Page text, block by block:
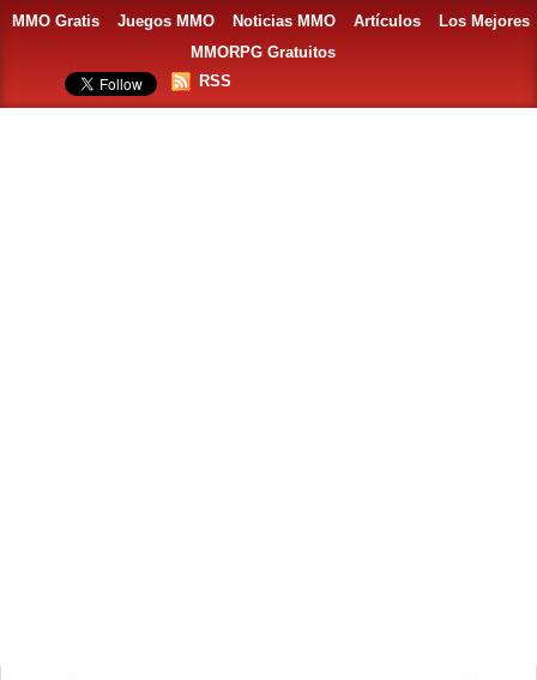
MMO Gratis Juegos MMO Noticias MMO Artículos
Los Mejores
MMORPG Gratuitos
RSS